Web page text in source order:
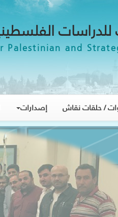
Palestinian and
/ حلقات نقاش إصدارات